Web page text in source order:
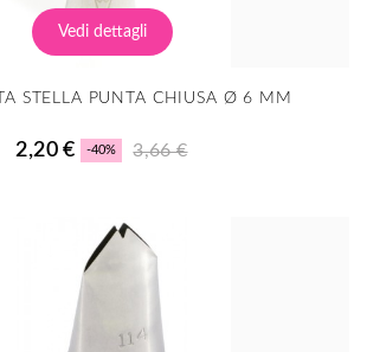
Vedi dettagli
STELLA PUNTA CHIUSA Ø 6 MM
2,20 € -40% 3,66 €